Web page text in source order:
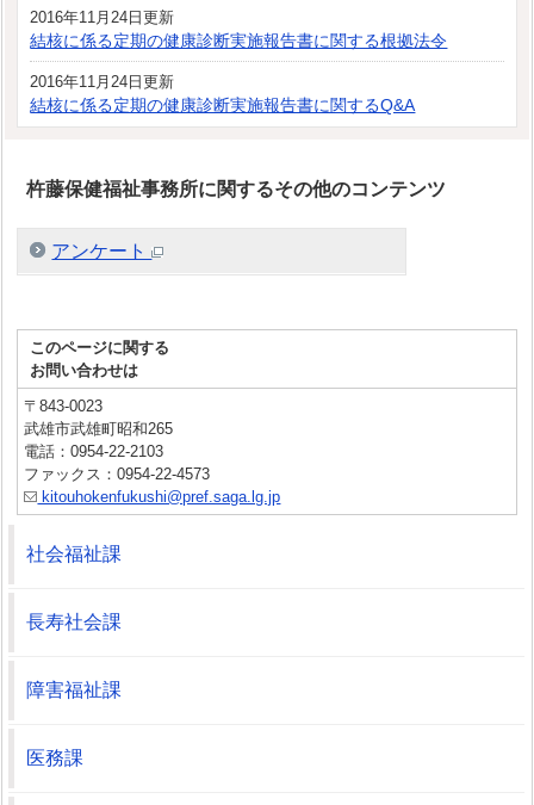
2016年11月24日更新
結核に係る定期の健康診断実施報告書に関する根拠法令
2016年11月24日更新
結核に係る定期の健康診断実施報告書に関するQ&A
杵藤保健福祉事務所に関するその他のコンテンツ
アンケート
このページに関する
お問い合わせは
〒843-0023
武雄市武雄町昭和265
電話：0954-22-2103
ファックス：0954-22-4573
kitouhokenfukushi@pref.saga.lg.jp
社会福祉課
長寿社会課
障害福祉課
医務課